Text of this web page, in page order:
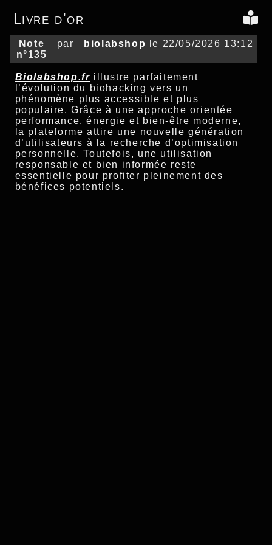
Livre d'or
Note
n°135
par biolabshop le 22/05/2026 13:12
Biolabshop.fr illustre parfaitement
l’évolution du biohacking vers un
phénomène plus accessible et plus
populaire. Grâce à une approche orientée
performance, énergie et bien-être moderne,
la plateforme attire une nouvelle génération
d’utilisateurs à la recherche d’optimisation
personnelle. Toutefois, une utilisation
responsable et bien informée reste
essentielle pour profiter pleinement des
bénéfices potentiels.